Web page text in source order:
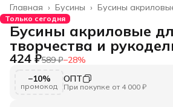
Бусины
Бусины ›
Главная ›
Только сегодня
Бусины акриловые
творчества и
424 ₽589 ₽−28%
−10%
промокод
ОПТ
При покупке от 4 000 ₽